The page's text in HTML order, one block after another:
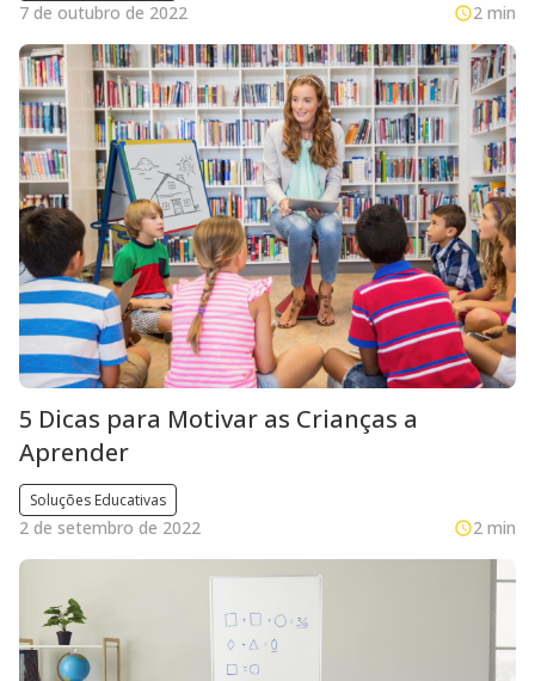
7 de outubro de 2022 2 min
5 Dicas para Motivar as Crianças a
Aprender
Soluções Educativas
2 de setembro de 2022 2 min